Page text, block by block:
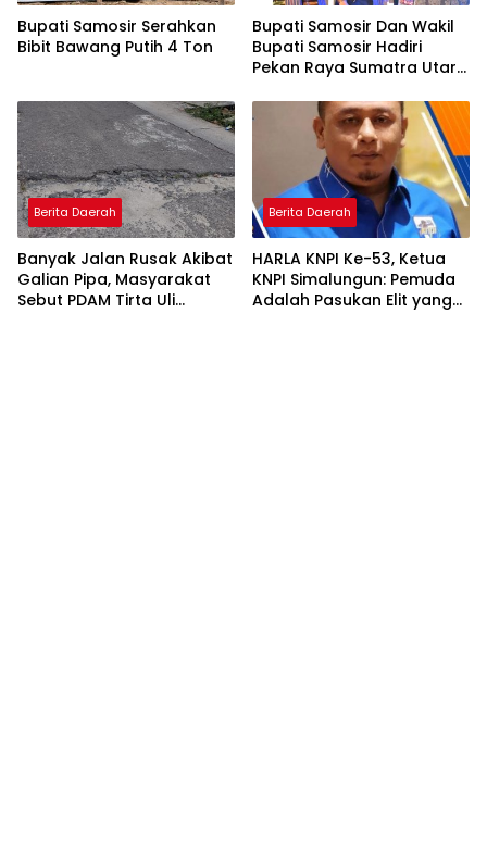
Bupati Samosir Serahkan
Bibit Bawang Putih 4 Ton
Bupati Samosir Dan Wakil
Bupati Samosir Hadiri
Pekan Raya Sumatra Utara
Berita Daerah
Banyak Jalan Rusak Akibat
Galian Pipa, Masyarakat
Sebut PDAM Tirta Uli
Berita Daerah
HARLA KNPI Ke-53, Ketua
KNPI Simalungun: Pemuda
Adalah Pasukan Elit yang